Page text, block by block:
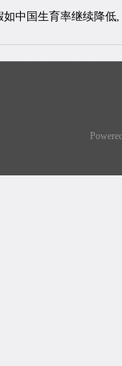
如中国生育率继续降低